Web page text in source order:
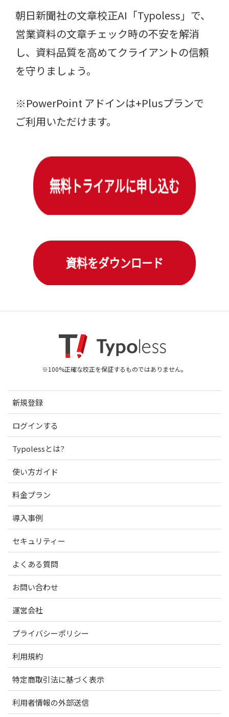
朝日新聞社の文章校正AI「Typoless」で、
営業資料の文章チェック時の不安を解消
し、資料品質を高めてクライアントの信頼
を守りましょう。
※PowerPoint アドインは+Plusプランで
ご利用いただけます。
※100%正確な校正を保証するものではありません。
新規登録
ログインする
Typolessとは?
使い方ガイド
料金プラン
導入事例
セキュリティー
よくある質問
お問い合わせ
運営会社
プライバシーポリシー
利用規約
特定商取引法に基づく表示
利用者情報の外部送信